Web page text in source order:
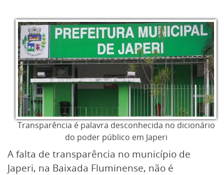
Transparência é palavra desconhecida no dicionário
do poder público em Japeri
A falta de transparência no município de
Japeri, na Baixada Fluminense, não é